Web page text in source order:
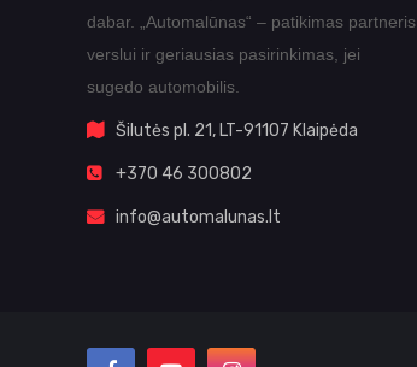
dabar.
„Automalūnas“ – patikimas partneris
verslui ir geriausias pasirinkimas, jei
sugedo automobilis.
Šilutės pl. 21, LT-91107 Klaipėda
+370 46 300802
info@automalunas.lt